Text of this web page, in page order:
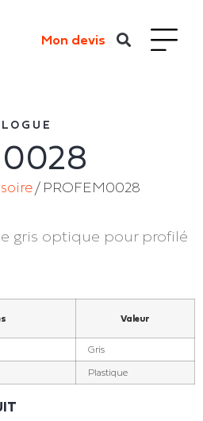
Mon devis
/ PROFEM0028
gris optique pour profilé
Valeur
Gris
Plastique